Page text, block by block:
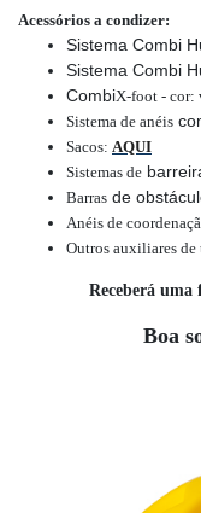
Acessórios a condizer:
Sistema Combi
Sistema Combi
CombiX-foot - cor:
Sistema de anéis
Sacos: AQUI
Sistemas de
Barras de
Anéis de
Outros auxiliares de
Receberá
Boa